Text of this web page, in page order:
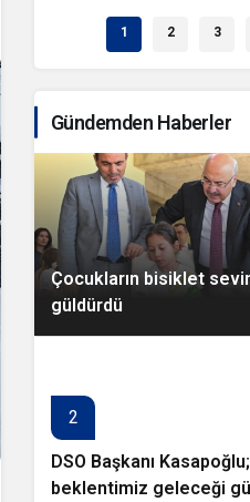
1 2 3
Gündemden Haberler
Çocukların bisiklet
güldürdü
2
DSO Başkanı
beklentimiz geleceği